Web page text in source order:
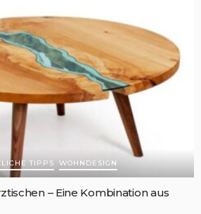
TIPPS WOHNDESIGN
– Eine Kombination aus